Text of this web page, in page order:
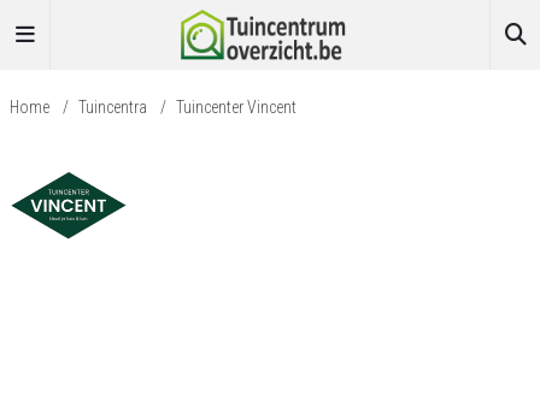
Home / Tuincentra / Tuincenter Vincent